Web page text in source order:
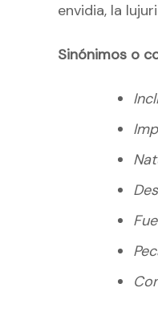
envidia, la
Sinónimos o